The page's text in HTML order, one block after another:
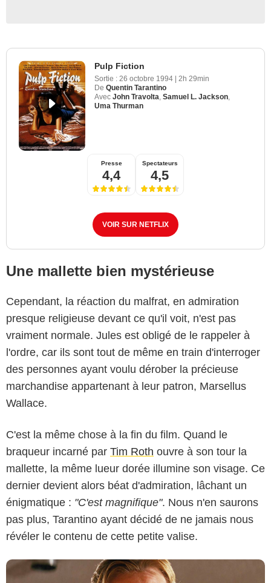
Pulp Fiction
Sortie : 26 octobre 1994 | 2h 29min
De Quentin Tarantino
Avec John Travolta Samuel L. Jackson
Uma Thurman
Presse
4,4
Spectateurs
4,5
VOIR SUR NETFLIX
Une mallette bien mystérieuse
Cependant, la réaction du malfrat, en admiration
presque religieuse devant ce qu'il voit, n'est pas
vraiment normale. Jules est obligé de le rappeler à
l'ordre, car ils sont tout de même en train d'interroger
des personnes ayant voulu dérober la précieuse
marchandise appartenant à leur patron, Marsellus
Wallace.
C'est la même chose à la fin du film. Quand le
braqueur incarné par Tim Roth ouvre à son tour la
mallette, la même lueur dorée illumine son visage. Ce
dernier devient alors béat d'admiration, lâchant un
énigmatique : "C'est magnifique". Nous n'en saurons
pas plus, Tarantino ayant décidé de ne jamais nous
révéler le contenu de cette petite valise.